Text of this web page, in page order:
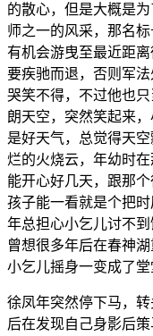
的散心，但是大概是
师之一的风采，那名
有机会游曳至最近距
要疾驰而退，否则军
哭笑不得，不过他也
朗天空，突然笑起来
是好天气，总觉得天
烂的火烧云，年幼时
能开心好几天，跟那
孩子能一看就是个把
年总担心小乞儿讨不
曾想很多年后在春神
小乞儿摇身一变成了堂
徐凤年突然停下马，
后在发现自己身影后